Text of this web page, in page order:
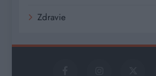
Zdravie